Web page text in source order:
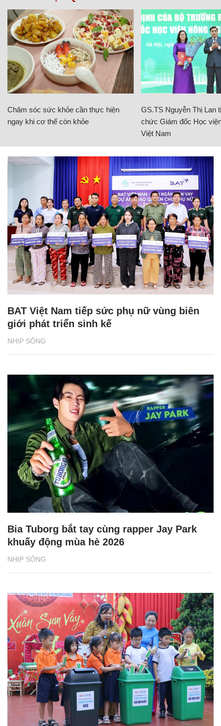
Chăm sóc sức khỏe cần thực hiện
ngay khi cơ thể còn khỏe
GS.TS Nguyễn Thị Lan
chức Giám đốc Học
Việt Nam
NHỊP SỐNG
BAT Việt Nam tiếp sức phụ nữ vùng biên
giới phát triển sinh kế
NHỊP SỐNG
Bia Tuborg bắt tay cùng rapper Jay Park
khuấy động mùa hè 2026